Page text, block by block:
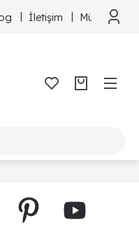
İletişim Müşteri